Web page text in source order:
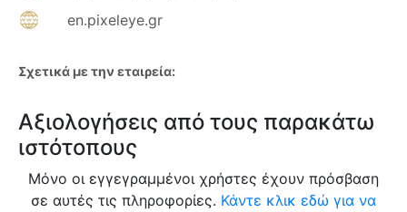
en.pixeleye.gr
Σχετικά με την εταιρεία:
Αξιολογήσεις από τους παρακάτω
ιστότοπους
Μόνο οι εγγεγραμμένοι χρήστες έχουν πρόσβαση
σε αυτές τις πληροφορίες. Κάντε κλικ εδώ για να